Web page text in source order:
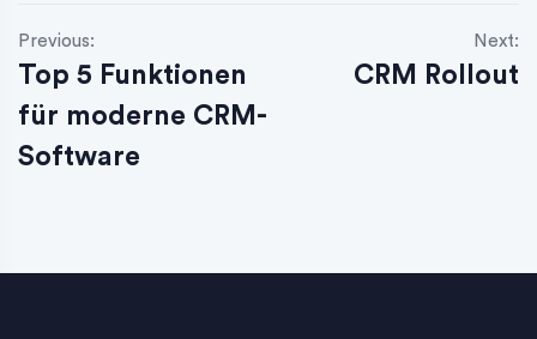
Previous:
Top 5 Funktionen
für moderne CRM-
Software
Next:
CRM Rollout